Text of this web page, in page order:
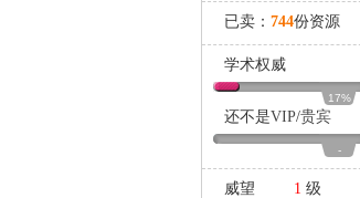
已卖： 744份资源
学术权威
17%
还不是VIP/贵宾
-
威望 1 级